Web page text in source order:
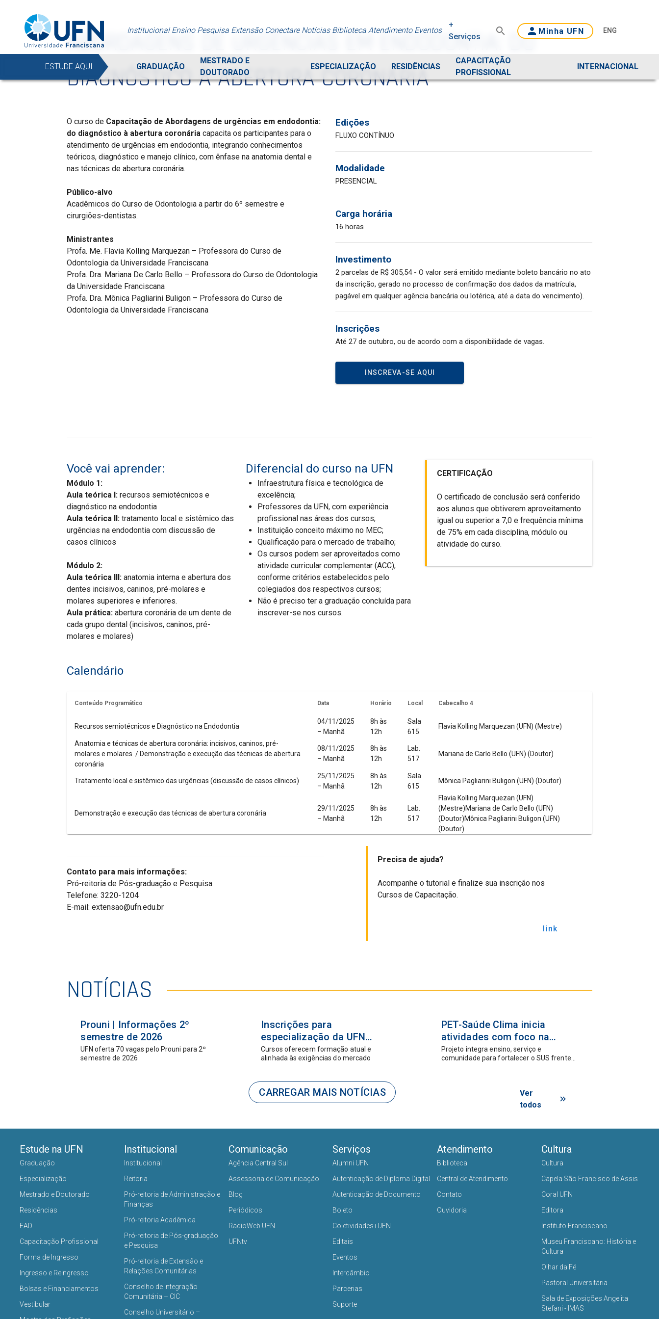
Institucional Ensino Pesquisa Extensão Conectare Notícias Biblioteca Atendimento Eventos
+
Serviços
Minha UFN ENG
ESTUDE AQUI GRADUAÇÃO
MESTRADO E
DOUTORADO
ESPECIALIZAÇÃO RESIDÊNCIAS
CAPACITAÇÃO
PROFISSIONAL
INTERNACIONAL
ABORDAGENS DE URGÊNCIAS EM ENDODONTIA: DO
DIAGNÓSTICO À ABERTURA CORONÁRIA
O curso de Capacitação de Abordagens de urgências em endodontia:
do diagnóstico à abertura coronáriacapacita os participantes para o
atendimento de urgências em endodontia, integrando conhecimentos
teóricos, diagnóstico e manejo clínico, com ênfase na anatomia dental e
nas técnicas de abertura coronária.
Público-alvo
Acadêmicos do Curso de Odontologia a partir do 6º semestre e
cirurgiões-dentistas.
Ministrantes
Profa. Me. Flavia Kolling Marquezan – Professora do Curso de
Odontologia da Universidade Franciscana
Profa. Dra. Mariana De Carlo Bello – Professora do Curso de Odontologia
da Universidade Franciscana
Profa. Dra. Mônica Pagliarini Buligon – Professora do Curso de
Odontologia da Universidade Franciscana
Edições
FLUXO CONTÍNUO
Modalidade
PRESENCIAL
Carga horária
16 horas
Investimento
2 parcelas de R$ 305,54 - O valor será emitido mediante boleto bancário no ato
da inscrição, gerado no processo de confirmação dos dados da matrícula,
pagável em qualquer agência bancária ou lotérica, até a data do vencimento).
Inscrições
Até 27 de outubro, ou de acordo com a disponibilidade de vagas.
INSCREVA-SE AQUI
Você vai aprender:
Módulo 1:
Aula teórica I:recursos semiotécnicos e
diagnóstico na endodontia
Aula teórica II: tratamento local e sistêmico das
urgências na endodontia com discussão de
casos clínicos
Módulo 2:
Aula teórica III:anatomia interna e abertura dos
dentes incisivos, caninos, pré-molares e
molares superiores e inferiores.
Aula prática:abertura coronária de um dente de
cada grupo dental (incisivos, caninos, pré-
molares e molares)
Diferencial do curso na UFN
Infraestrutura física e tecnológica de
excelência;
Professores da UFN, com experiência
profissional nas áreas dos cursos;
Instituição conceito máximo no MEC;
Qualificação para o mercado de trabalho;
Os cursos podem ser aproveitados como
atividade curricular complementar (ACC),
conforme critérios estabelecidos pelo
colegiados dos respectivos cursos;
Não é preciso ter a graduação concluída para
inscrever-se nos cursos.
CERTIFICAÇÃO
O certificado de conclusão será conferido
aos alunos que obtiverem aproveitamento
igual ou superior a 7,0 e frequência mínima
de 75% em cada disciplina, módulo ou
atividade do curso.
Calendário
Conteúdo Programático Data Horário Local Cabecalho 4
Recursos semiotécnicos e Diagnóstico na Endodontia
04/11/2025
– Manhã
8h às
12h
Sala
615
Flavia Kolling Marquezan (UFN) (Mestre)
Anatomia e técnicas de abertura coronária: incisivos, caninos, pré-
molares e molares / Demonstração e execução das técnicas de abertura
coronária
08/11/2025
– Manhã
8h às
12h
Lab.
517
Mariana de Carlo Bello (UFN) (Doutor)
Tratamento local e sistêmico das urgências (discussão de casos clínicos)
25/11/2025
– Manhã
8h às
12h
Sala
615
Mônica Pagliarini Buligon (UFN) (Doutor)
Demonstração e execução das técnicas de abertura coronária
29/11/2025
– Manhã
8h às
12h
Lab.
517
Flavia Kolling Marquezan (UFN)
(Mestre)Mariana de Carlo Bello (UFN)
(Doutor)Mônica Pagliarini Buligon (UFN)
(Doutor)
Contato para mais informações:
Pró-reitoria de Pós-graduação e Pesquisa
Telefone: 3220-1204
E-mail: extensao@ufn.edu.br
Precisa de ajuda?
Acompanhe o tutorial e finalize sua inscrição nos
Cursos de Capacitação.
link
NOTÍCIAS
07 jul
2026
Prouni | Informações 2º
semestre de 2026
UFN oferta 70 vagas pelo Prouni para 2º
semestre de 2026
06 ago
2026
Inscrições para
especialização da UFN
encerram na próxima semana
Cursos oferecem formação atual e
alinhada às exigências do mercado
06 ago
2026
PET-Saúde Clima inicia
atividades com foco na
resiliência climática e
equidade em saúde
Projeto integra ensino, serviço e
comunidade para fortalecer o SUS frente
CARREGAR MAIS NOTÍCIAS
Ver
todos
Estude na UFN
Graduação
Especialização
Mestrado e Doutorado
Residências
EAD
Capacitação Profissional
Forma de Ingresso
Ingresso e Reingresso
Bolsas e Financiamentos
Vestibular
Institucional
Institucional
Reitoria
Pró-reitoria de Administração e
Finanças
Pró-reitoria Acadêmica
Pró-reitoria de Pós-graduação
e Pesquisa
Pró-reitoria de Extensão e
Relações Comunitárias
Conselho de Integração
Comunitária – CIC
Conselho Universitário –
Comunicação
Agência Central Sul
Assessoria de Comunicação
Blog
Periódicos
RadioWeb UFN
UFNtv
Serviços
Alumni UFN
Autenticação de Diploma Digital
Autenticação de Documento
Boleto
Coletividades+UFN
Editais
Eventos
Intercâmbio
Parcerias
Suporte
Atendimento
Biblioteca
Central de Atendimento
Contato
Ouvidoria
Cultura
Cultura
Capela São Francisco de Assis
Coral UFN
Editora
Instituto Franciscano
Museu Franciscano: História e
Cultura
Olhar da Fé
Pastoral Universitária
Sala de Exposições Angelita
Stefani - IMAS